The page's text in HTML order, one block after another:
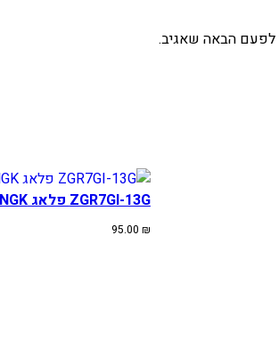
לפעם הבאה שאגיב.
ZGR7GI-13G פלאג NGK
95.00 ₪